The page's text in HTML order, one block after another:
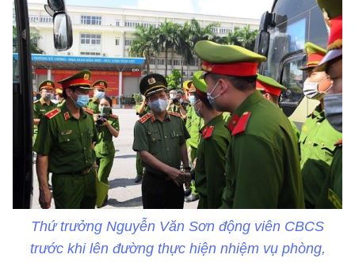
Thứ trưởng Nguyễn Văn Sơn động viên CBCS
trước khi lên đường thực hiện nhiệm vụ phòng,